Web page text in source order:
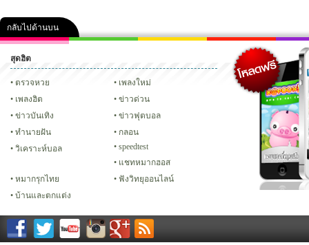
กลับไปด้านบน
คลิป ภาพ ปฏิทิน 2556 เฟซบุ๊ก ทวิ
Glitter
สุดฮิต
ตรวจหวย
เพลงใหม่
เพลงฮิต
ข่าวด่วน
ข่าวบันเทิง
ข่าวฟุตบอล
ทํานายฝัน
กลอน
วิเคราะห์บอล
speedtest
แชทหมากฮอส
หมากรุกไทย
ฟังวิทยุออนไลน์
บ้านและตกแต่ง